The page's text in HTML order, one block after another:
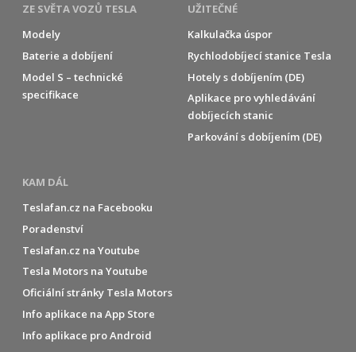
ZE SVĚTA VOZŮ TESLA
Modely
Baterie a dobíjení
Model S – technické
specifikace
UŽITEČNÉ
Kalkulačka úspor
Rychlodobíjecí stanice Tesla
Hotely s dobíjením (DE)
Aplikace pro vyhledávání
dobíjecích stanic
Parkování s dobíjením (DE)
KAM DÁL
Teslafan.cz na Facebooku
Poradenství
Teslafan.cz na Youtube
Tesla Motors na Youtube
Oficiální stránky Tesla Motors
Info aplikace na App Store
Info aplikace pro Android